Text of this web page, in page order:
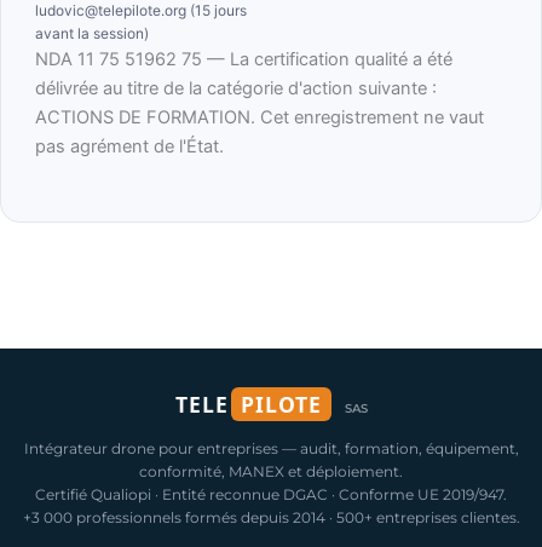
ludovic@telepilote.org (15 jours
avant la session)
NDA 11 75 51962 75 — La certification qualité a été
délivrée au titre de la catégorie d'action suivante :
ACTIONS DE FORMATION. Cet enregistrement ne vaut
pas agrément de l'État.
TELE PILOTE SAS
Intégrateur drone pour entreprises — audit, formation, équipement,
conformité, MANEX et déploiement.
Certifié Qualiopi · Entité reconnue DGAC · Conforme UE 2019/947.
+3 000 professionnels formés depuis 2014 · 500+ entreprises clientes.